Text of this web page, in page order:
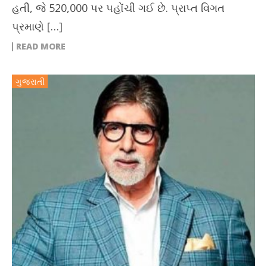
હતી, જે 520,000 પર પહોંચી ગઈ છે. પ્રાપ્ત વિગત
પ્રમાણે […]
READ MORE
ગુજરાતી